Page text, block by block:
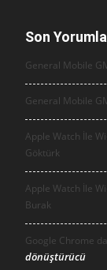
Son
General Mobile
General Mobile
Apple Watch İle
Göktürk
Apple Watch İle
Burak
Google Chrome
dönüştürücü